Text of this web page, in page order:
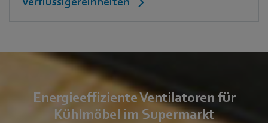
Energieeffiziente Ventilatoren für
Kühlmöbel im Supermarkt